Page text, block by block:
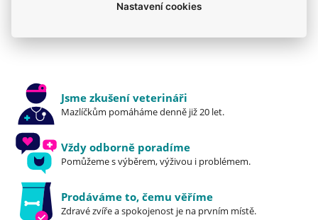
denního dávkování uvedeného v tabulce.
nedosáhnete ideální hmotnosti. Zajistěte kočce
100% záruka: Vyrobeno z nejkvalitnějších surovin,
které úspěšně prošly všemi testy. Skladujte na
chladném a suchém místě. Vyrobeno 18 měsíců
před datem spotřeby vytištěném na balení. Net
hmotnost, datum spotřeby, šarže a registrační
číslo továrny je uvedeno na zadní části obalu.
Mou kočku trápí
Jsme zkušení veterináři
Mazlíčkům pomáháme denně již 20 let.
Vždy odborně poradíme
Pomůžeme s výběrem, výživou i problémem.
Prodáváme to, čemu věříme
Zdravé zvíře a spokojenost je na prvním místě.
Nastavení cookies